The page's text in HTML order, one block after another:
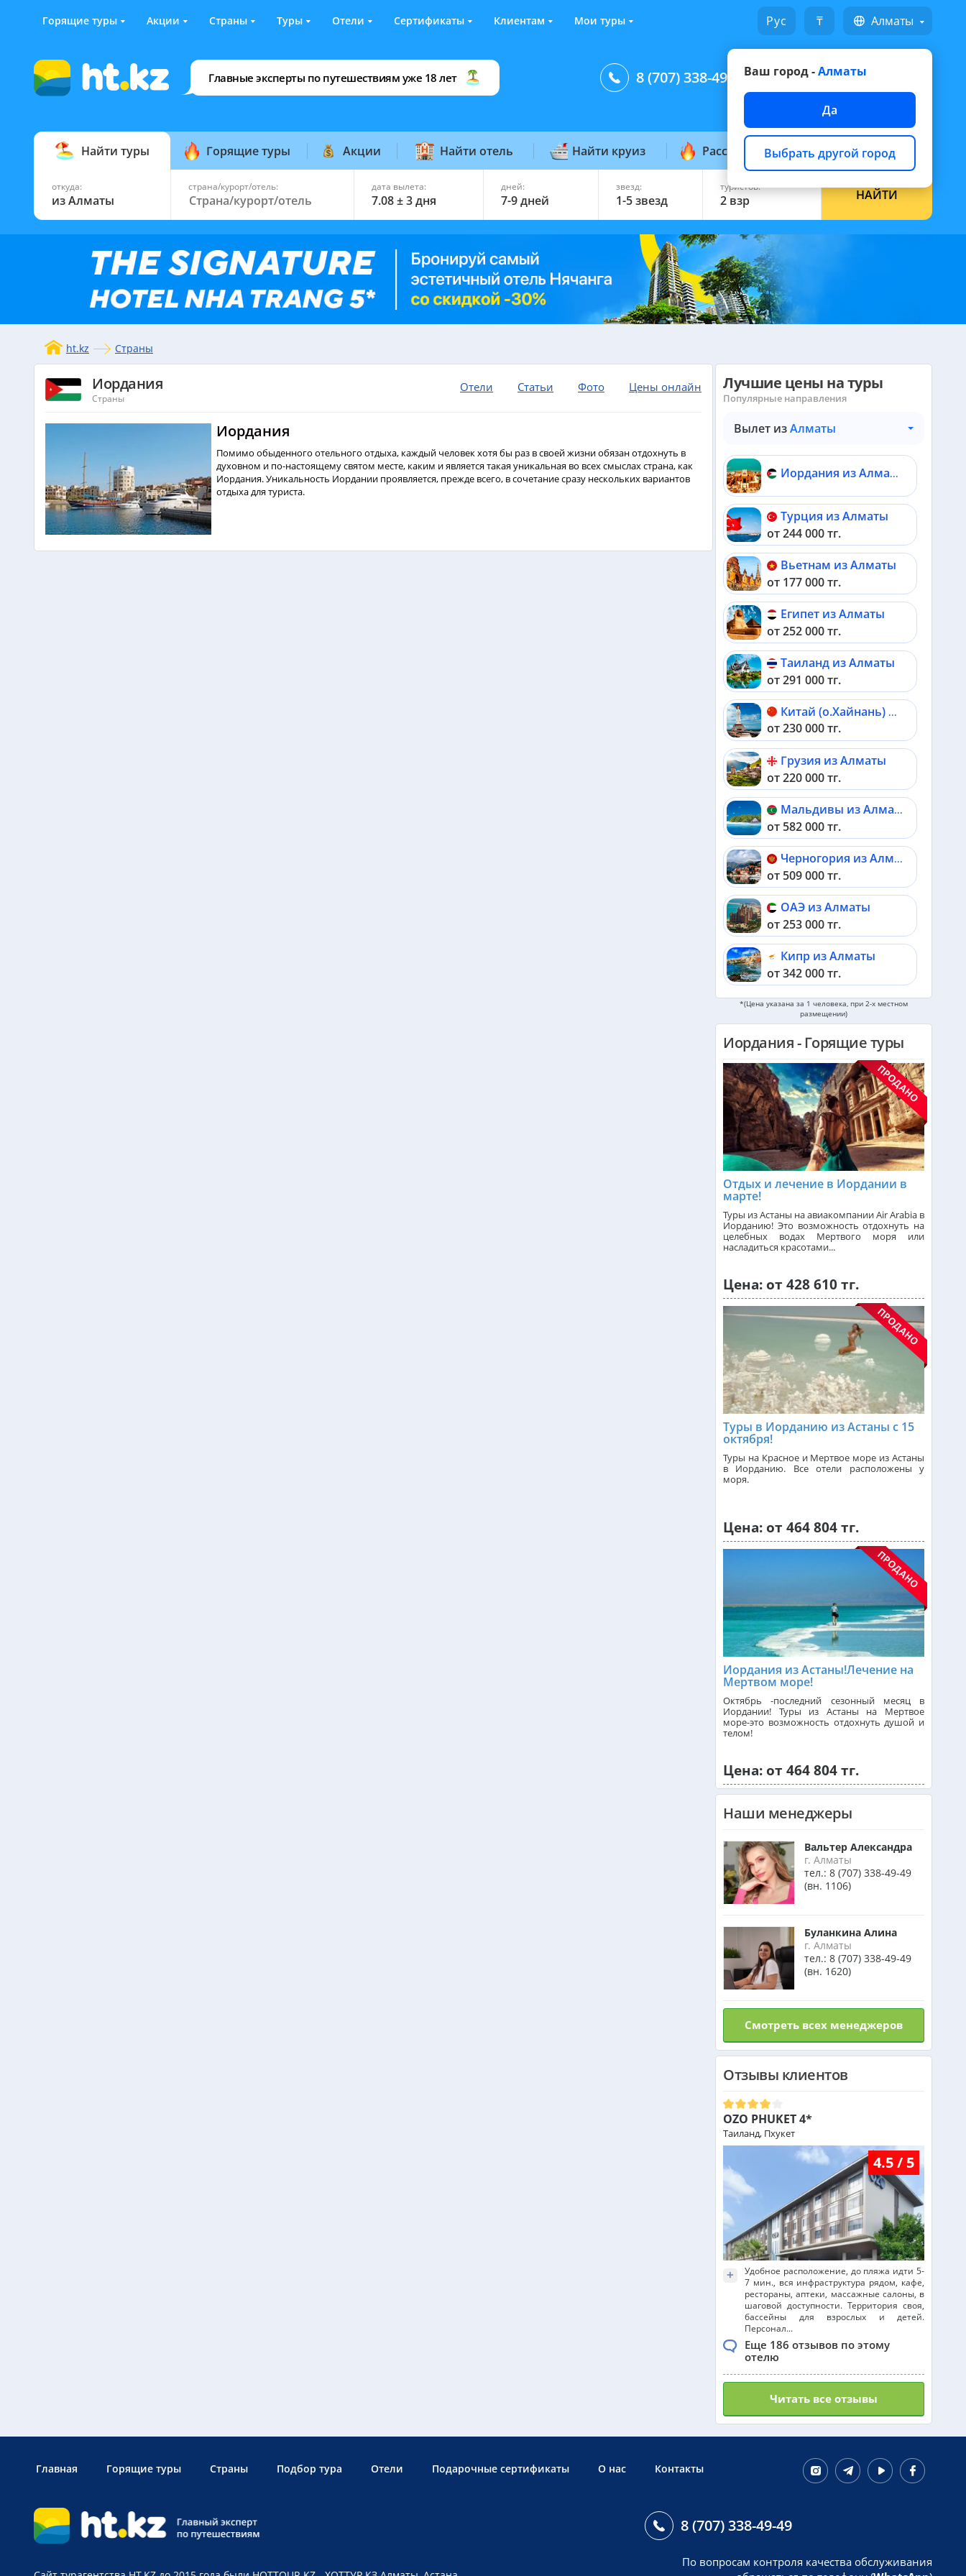
Горящие туры Акции Страны Туры Отели Сертификаты Клиентам Мои туры Русский ₸ Алматы
Ваш город -Алматы
Да
Выбрать другой город
Главные эксперты по путешествиям уже 18 лет 8 (707) 338-49-49 Написать на WhatsApp
Найти туры Горящие туры Акции Найти отель Найти круиз Рассылка горящих
откуда:
из Алматы
страна/курорт/отель: дата вылета:
7.08 ± 3 дня
дней:
7-9 дней
звезд:
1-5 звезд
туристов:
2 взр НАЙТИ
ht.kz Страны
Отели Статьи Фото Цены онлайн
Иордания
Страны
Иордания
Помимо обыденного отельного отдыха, каждый человек хотя бы раз в своей жизни обязан отдохнуть в
духовном и по-настоящему святом месте, каким и является такая уникальная во всех смыслах страна, как
Иордания. Уникальность Иордании проявляется, прежде всего, в сочетание сразу нескольких вариантов
отдыха для туриста.
Лучшие цены на туры
Популярные направления
Вылет изАлматы
Иордания из Алматы
Турция из Алматы
от 244 000 тг.
Вьетнам из Алматы
от 177 000 тг.
Египет из Алматы
от 252 000 тг.
Таиланд из Алматы
от 291 000 тг.
Китай (о.Хайнань) из Алматы
от 230 000 тг.
Грузия из Алматы
от 220 000 тг.
Мальдивы из Алматы
от 582 000 тг.
Черногория из Алматы
от 509 000 тг.
ОАЭ из Алматы
от 253 000 тг.
Кипр из Алматы
от 342 000 тг.
Шри-Ланка из Алматы
от 561 000 тг.
Катар из Алматы
от 323 000 тг.
Индонезия (Бали) из Алматы
от 741 000 тг.
Малайзия из Алматы
от 384 000 тг.
Италия из Алматы
Чехия из Алматы
Греция из Алматы
Сейшелы из Алматы
Болгария из Алматы
Сингапур из Алматы
Танзания из Алматы
Израиль из Алматы
Азербайджан из Алматы
Оман из Алматы
*(Цена указана за 1 человека, при 2-х местном
размещении)
Иордания - Горящие туры
Отдых и лечение в Иордании в
марте!
Туры из Астаны на авиакомпании Air Arabia в
Иорданию! Это возможность отдохнуть на
целебных водах Мертвого моря или
насладиться красотами...
Цена: от 428 610 тг.
Туры в Иорданию из Астаны с 15
октября!
Туры на Красное и Мертвое море из Астаны
в Иорданию. Все отели расположены у
моря.
Цена: от 464 804 тг.
Иордания из Астаны!Лечение на
Мертвом море!
Октябрь -последний сезонный месяц в
Иордании! Туры из Астаны на Мертвое
море-это возможность отдохнуть душой и
телом!
Цена: от 464 804 тг.
Наши менеджеры
Вальтер Александра
г. Алматы
тел.: 8 (707) 338-49-49
(вн. 1106)
Буланкина Алина
г. Алматы
тел.: 8 (707) 338-49-49
(вн. 1620)
Смотреть всех менеджеров
Отзывы клиентов
OZO PHUKET 4*
Таиланд, Пхукет
4.5 / 5
+
Удобное расположение, до пляжа идти 5-
7 мин., вся инфраструктура рядом, кафе,
рестораны, аптеки, массажные салоны, в
шаговой доступности. Территория своя,
бассейны для взрослых и детей.
Персонал...
Еще 186 отзывов по этому
отелю
Читать все отзывы
Главная Горящие туры Страны Подбор тура Отели Подарочные сертификаты О нас Контакты
8 (707) 338-49-49
По вопросам контроля качества обслуживания